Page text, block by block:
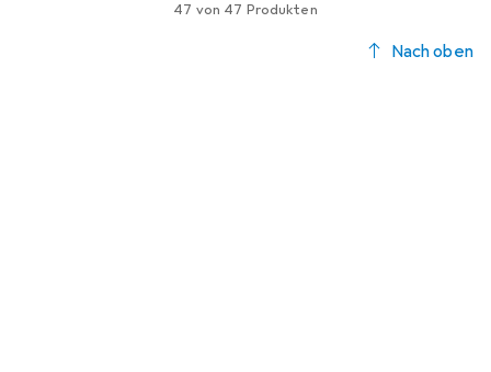
47 von 47 Produkten
Nach oben